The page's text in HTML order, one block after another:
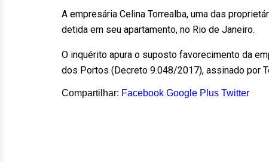
A empresária Celina Torrealba, uma das
detida em seu apartamento, no Rio de Janeiro.
O inquérito apura o suposto favorecimento da
dos Portos (Decreto 9.048/2017), assinado por
Compartilhar: Facebook Google Plus Twitter